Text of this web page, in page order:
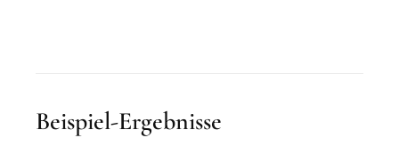
Beispiel-Ergebnisse